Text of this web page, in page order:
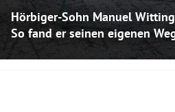
Hörbiger-Sohn Manuel
So fand er seinen eigenen